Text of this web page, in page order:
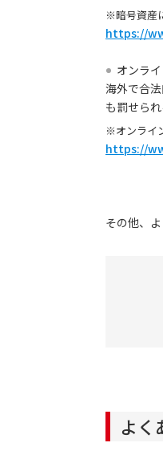
※暗号資産
https://
オンラ
海外で合
も罰せられ
※オンライ
https://
その他、
よく